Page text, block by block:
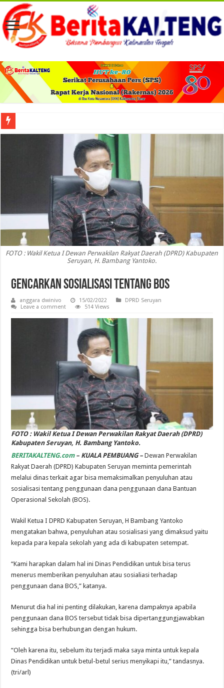
Viral! Selama Dua Bulan Lebih Siltap Serta Tunjangan Pemdes dan BPD di
FOTO : Wakil Ketua I Dewan Perwakilan Rakyat Daerah (DPRD) Kabupaten
Seruyan, H. Bambang Yantoko.
Gencarkan Sosialisasi Tentang BOS
anggara dwinivo 15/02/2022
DPRD Seruyan
Leave a comment
514 Views
FOTO : Wakil Ketua I Dewan Perwakilan Rakyat Daerah (DPRD)
Kabupaten Seruyan, H. Bambang Yantoko.
BERITAKALTENG.com– KUALA PEMBUANG – Dewan Perwakilan
Rakyat Daerah (DPRD) Kabupaten Seruyan meminta pemerintah
melalui dinas terkait agar bisa memaksimalkan penyuluhan atau
sosialisasi tentang penggunaan dana penggunaan dana Bantuan
Operasional Sekolah (BOS).
Wakil Ketua I DPRD Kabupaten Seruyan, H Bambang Yantoko
mengatakan bahwa, penyuluhan atau sosialisasi yang dimaksud yaitu
kepada para kepala sekolah yang ada di kabupaten setempat.
“Kami harapkan dalam hal ini Dinas Pendidikan untuk bisa terus
menerus memberikan penyuluhan atau sosialiasi terhadap
penggunaan dana BOS,” katanya.
Menurut dia hal ini penting dilakukan, karena dampaknya apabila
penggunaan dana BOS tersebut tidak bisa dipertanggungjawabkan
sehingga bisa berhubungan dengan hukum.
“Oleh karena itu, sebelum itu terjadi maka saya minta untuk kepala
Dinas Pendidikan untuk betul-betul serius menyikapi itu,” tandasnya.
(tri/arl)